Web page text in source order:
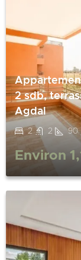
2 sdb,
Agdal
2 2 90
Environ